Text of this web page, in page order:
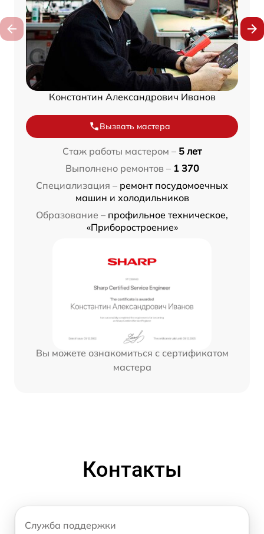
Константин Александрович Иванов
Вызвать мастера
Стаж работы мастером – 5 лет
Выполнено ремонтов – 1 370
Специализация – ремонт посудомоечных
машин и холодильников
Образование – профильное техническое,
«Приборостроение»
Вы можете ознакомиться с сертификатом
мастера
Контакты
Служба поддержки